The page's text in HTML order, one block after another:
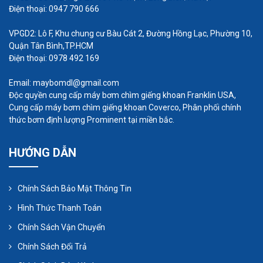
như trong hệ thống cấp khí cho các máy công
các quy trình công nghiệp.
Điện thoại: 0947 790 666
VPGD2: Lô F, Khu chung cư Bàu Cát 2, Đường Hồng Lạc, Phường 10,
Quận Tân Bình,TP.HCM
Điện thoại: 0978 492 169
Email: maybomdl@gmail.com
Độc quyền cung cấp máy bơm chìm giếng khoan Franklin USA,
Cung cấp máy bơm chìm giếng khoan Coverco, Phân phối chính
thức bơm định lượng Prominent tại miền bắc.
HƯỚNG DẪN
Chính Sách Bảo Mật Thông Tin
Hình Thức Thanh Toán
Chính Sách Vận Chuyển
Chính Sách Đổi Trả